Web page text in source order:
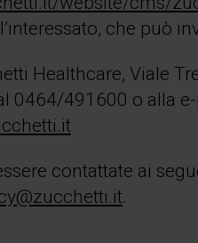
che può
Healthcare, Viale
0464/491600 o alla
contattate ai
.